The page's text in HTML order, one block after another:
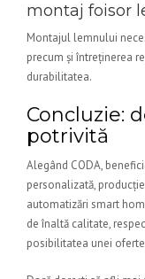
montaj foisor
Montajul lemnului
precum și întreținerea
durabilitatea.
Concluzie:
potrivită
Alegând CODA,
personalizată,
automatizări smart
de înaltă calitate,
posibilitatea unei